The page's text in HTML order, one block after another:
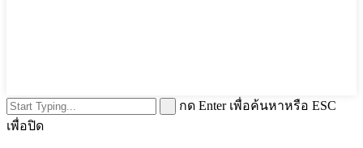
กด Enter เพื่อค้นหาหรือ ESC
เพื่อปิด